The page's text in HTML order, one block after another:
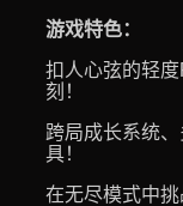
游戏特色：
扣人心弦的轻
刻！
跨局成长系统
具！
在无尽模式中挑